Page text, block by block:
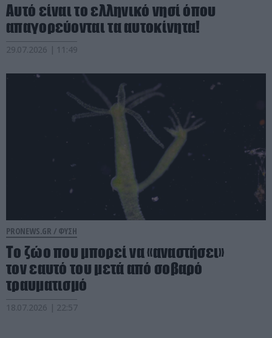
Αυτό είναι το ελληνικό νησί όπου
απαγορεύονται τα αυτοκίνητα!
29.07.2026 | 11:49
PRONEWS.GR / ΦΥΣΗ
Το ζώο που μπορεί να «αναστήσει»
τον εαυτό του μετά από σοβαρό
τραυματισμό
18.07.2026 | 22:57